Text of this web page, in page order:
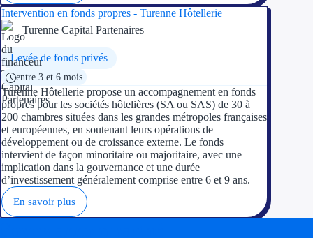
Intervention en fonds propres - Turenne Hôtellerie
Turenne Capital Partenaires
Levée de fonds privés
entre 3 et 6 mois
Turenne Hôtellerie propose un accompagnement en fonds
propres pour les sociétés hôtelières (SA ou SAS) de 30 à
200 chambres situées dans les grandes métropoles françaises
et européennes, en soutenant leurs opérations de
développement ou de croissance externe. Le fonds
intervient de façon minoritaire ou majoritaire, avec une
implication dans la gouvernance et une durée
d’investissement généralement comprise entre 6 et 9 ans.
En savoir plus